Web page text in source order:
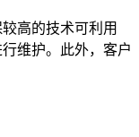
高的技术可利用
维护。此外，客户